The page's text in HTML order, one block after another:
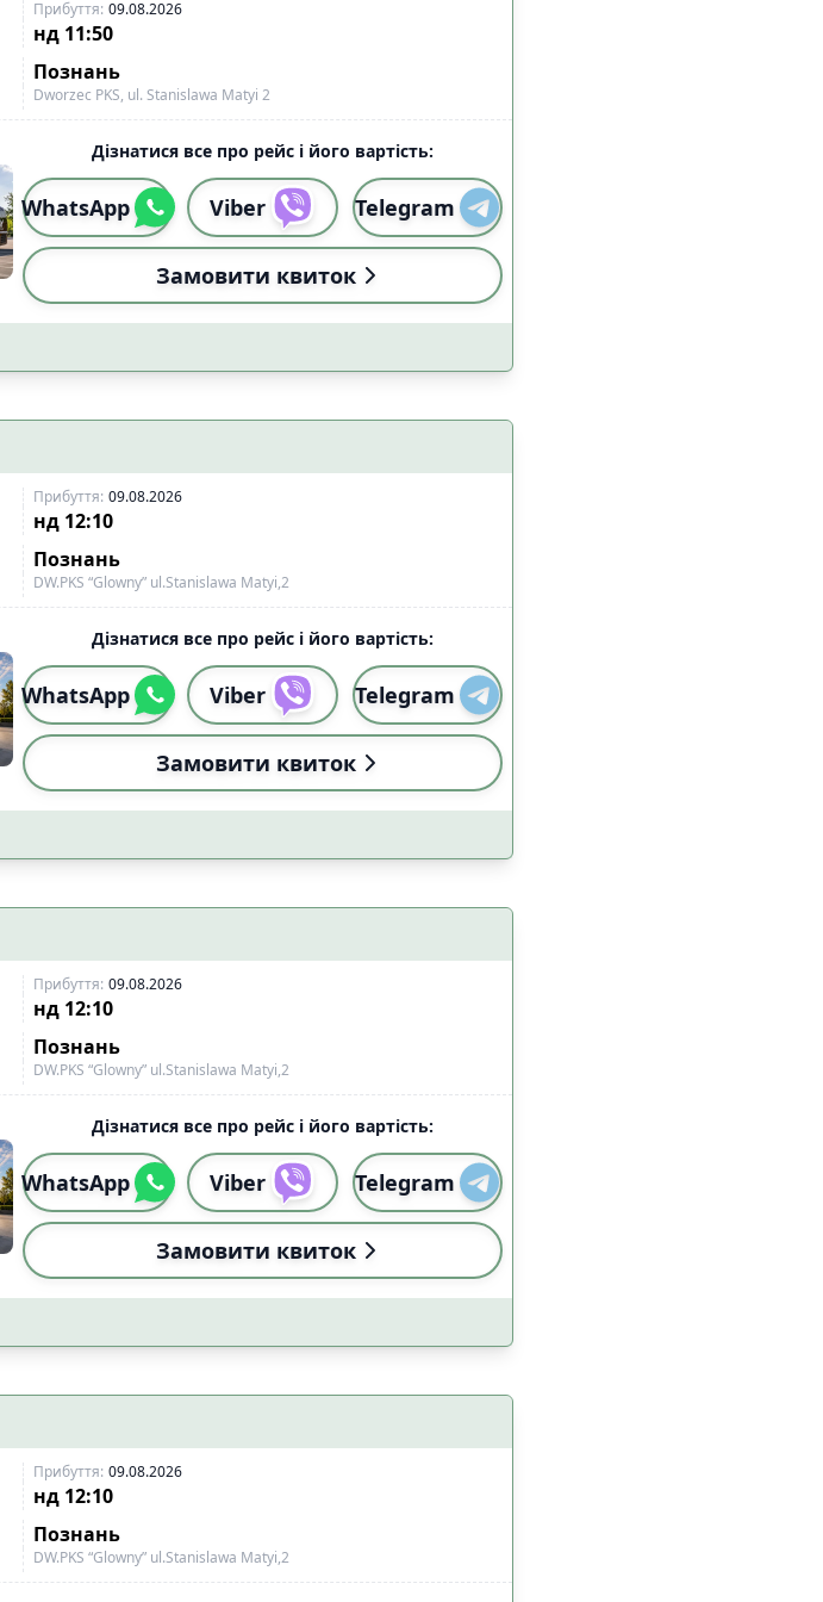
Прибуття: 09.08.2026
нд 11:50
Познань
Dworzec PKS, ul. Stanislawa Matyi 2
Дізнатися все про рейс і його вартість:
WhatsApp Viber Telegram
Замовити квиток
Прибуття: 09.08.2026
нд 12:10
Познань
DW.PKS “Glowny” ul.Stanislawa Matyi,2
Дізнатися все про рейс і його вартість:
WhatsApp Viber Telegram
Замовити квиток
Прибуття: 09.08.2026
нд 12:10
Познань
DW.PKS “Glowny” ul.Stanislawa Matyi,2
Дізнатися все про рейс і його вартість:
WhatsApp Viber Telegram
Замовити квиток
Прибуття: 09.08.2026
нд 12:10
Познань
DW.PKS “Glowny” ul.Stanislawa Matyi,2